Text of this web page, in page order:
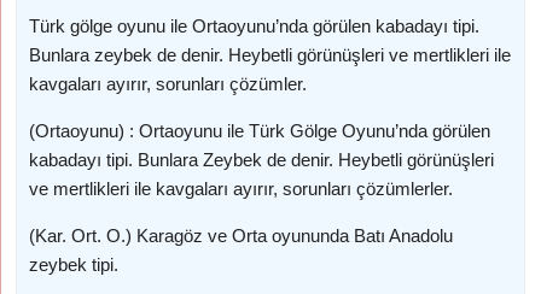
Türk gölge oyunu ile Ortaoyunu’nda görülen kabadayı tipi.
Bunlara zeybek de denir. Heybetli görünüşleri ve mertlikleri ile
kavgaları ayırır, sorunları çözümler.
(Ortaoyunu) : Ortaoyunu ile Türk Gölge Oyunu’nda görülen
kabadayı tipi. Bunlara Zeybek de denir. Heybetli görünüşleri
ve mertlikleri ile kavgaları ayırır, sorunları çözümlerler.
(Kar. Ort. O.) Karagöz ve Orta oyununda Batı Anadolu
zeybek tipi.